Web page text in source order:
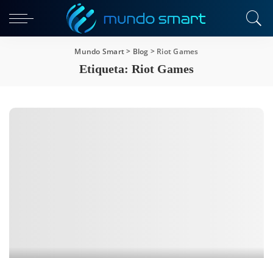
Mundo Smart> Blog > Riot Games
Etiqueta: Riot Games